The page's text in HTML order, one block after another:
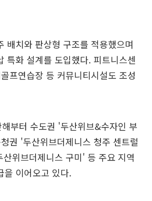
배치와 판상형 구조를 적용했으며
특화 설계를 도입했다. 피트니스센
프연습장 등 커뮤니티시설도 조성
부터 수도권 '두산위브&수자인 부
권 '두산위브더제니스 청주 센트럴
위브더제니스 구미' 등 주요 지역
을 이어오고 있다.